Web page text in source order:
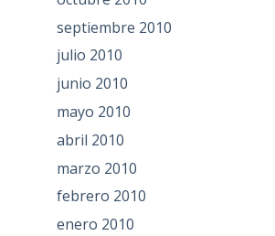
septiembre 2010
julio 2010
junio 2010
mayo 2010
abril 2010
marzo 2010
febrero 2010
enero 2010